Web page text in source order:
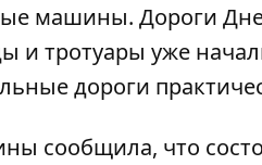
машины. Дороги
и тротуары уже
дороги
сообщила, что